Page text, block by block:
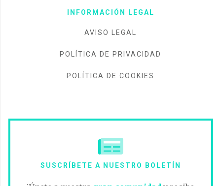
INFORMACIÓN LEGAL
AVISO LEGAL
POLÍTICA DE PRIVACIDAD
POLÍTICA DE COOKIES
SUSCRÍBETE A NUESTRO BOLETÍN